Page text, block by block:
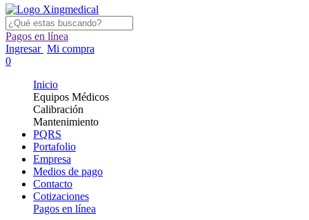
Pagos en línea
Ingresar Mi compra
0
Inicio
Equipos Médicos
Calibración
Mantenimiento
PQRS
Portafolio
Empresa
Medios de pago
Contacto
Cotizaciones
Pagos en línea